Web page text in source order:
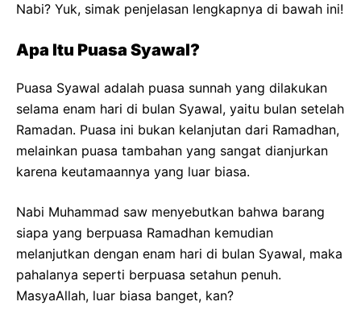
Nabi? Yuk, simak penjelasan lengkapnya di bawah ini!
Apa Itu Puasa Syawal?
Puasa Syawal adalah puasa sunnah yang dilakukan
selama enam hari di bulan Syawal, yaitu bulan setelah
Ramadan. Puasa ini bukan kelanjutan dari Ramadhan,
melainkan puasa tambahan yang sangat dianjurkan
karena keutamaannya yang luar biasa.
Nabi Muhammad saw menyebutkan bahwa barang
siapa yang berpuasa Ramadhan kemudian
melanjutkan dengan enam hari di bulan Syawal, maka
pahalanya seperti berpuasa setahun penuh.
MasyaAllah, luar biasa banget, kan?